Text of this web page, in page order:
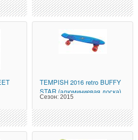
TEMPISH 2016 retro BUFFY
STAR (алюминиевая доска)
Голубой
Сезон: 2015